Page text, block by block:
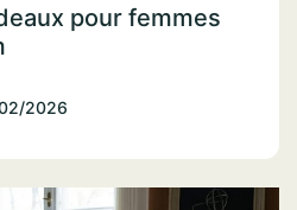
pour femmes
2026